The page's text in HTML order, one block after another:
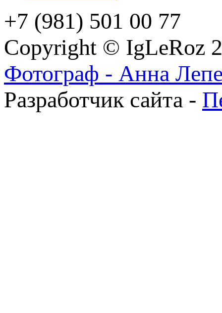
+7 (981) 501 00 77
Copyright © IgLeRoz
Фотограф - Анна
Разработчик сайта -